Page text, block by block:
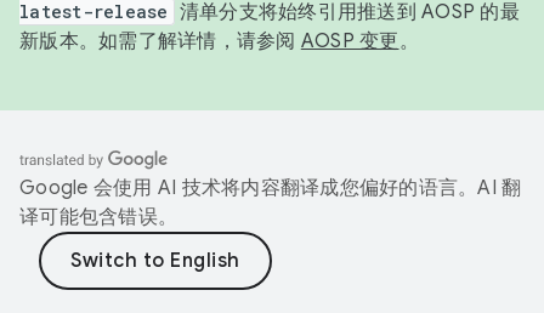
latest-release 清单分支将始终引用推送到 AOSP 的最
新版本。如需了解详情，请参阅 AOSP 变更。
Google 会使用 AI 技术将内容翻译成您偏好的语言。AI 翻
译可能包含错误。